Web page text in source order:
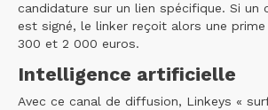
candidature sur un lien spécifique. Si un
est signé, le linker reçoit alors une
300 et 2 000 euros.
Intelligence artificielle
Avec ce canal de diffusion, Linkeys «